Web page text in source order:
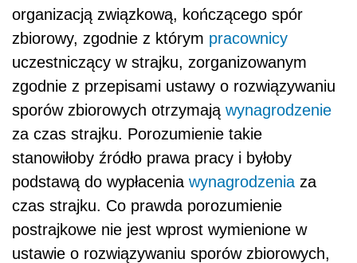
organizacją związkową, kończącego spór
zbiorowy, zgodnie z którym pracownicy
uczestniczący w strajku, zorganizowanym
zgodnie z przepisami ustawy o rozwiązywaniu
sporów zbiorowych otrzymają wynagrodzenie
za czas strajku. Porozumienie takie
stanowiłoby źródło prawa pracy i byłoby
podstawą do wypłacenia wynagrodzenia za
czas strajku. Co prawda porozumienie
postrajkowe nie jest wprost wymienione w
ustawie o rozwiązywaniu sporów zbiorowych,